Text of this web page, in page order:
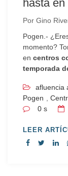
hasta
Por Gino
Pogen.-
momento?
en centros
temporada
afluencia
Pogen
0 s
LEER